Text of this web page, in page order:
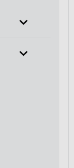
Marca: ARIETE